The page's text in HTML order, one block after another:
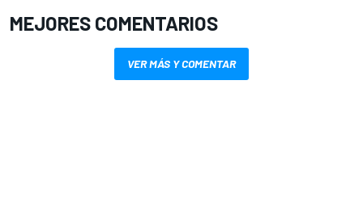
MEJORES COMENTARIOS
VER MÁS Y COMENTAR